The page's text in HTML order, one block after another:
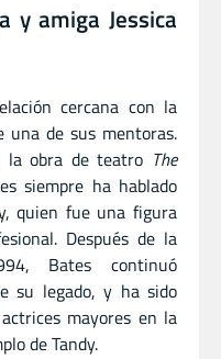
y amiga Jessica
cercana con la
una de sus mentoras.
la obra de teatro The
siempre ha hablado
quien fue una figura
Después de la
Bates continuó
su legado, y ha sido
mayores en la
de Tandy.